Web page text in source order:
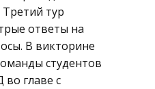
Третий тур
ответы на
В викторине
студентов
главе с